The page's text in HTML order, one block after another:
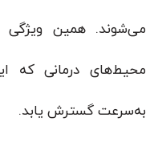
می‌شوند. همین ویژگی
محیط‌های درمانی که
به‌سرعت گسترش یابد.